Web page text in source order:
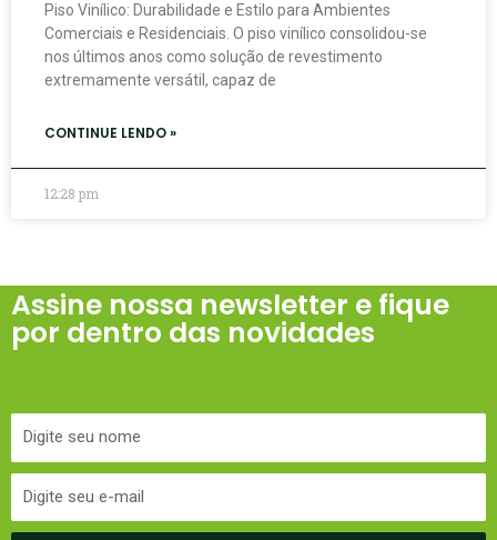
Piso Vinílico: Durabilidade e Estilo para Ambientes
Comerciais e Residenciais. O piso vinílico consolidou-se
nos últimos anos como solução de revestimento
extremamente versátil, capaz de
CONTINUE LENDO »
12:28 pm
Assine nossa newsletter e fique
por dentro das novidades